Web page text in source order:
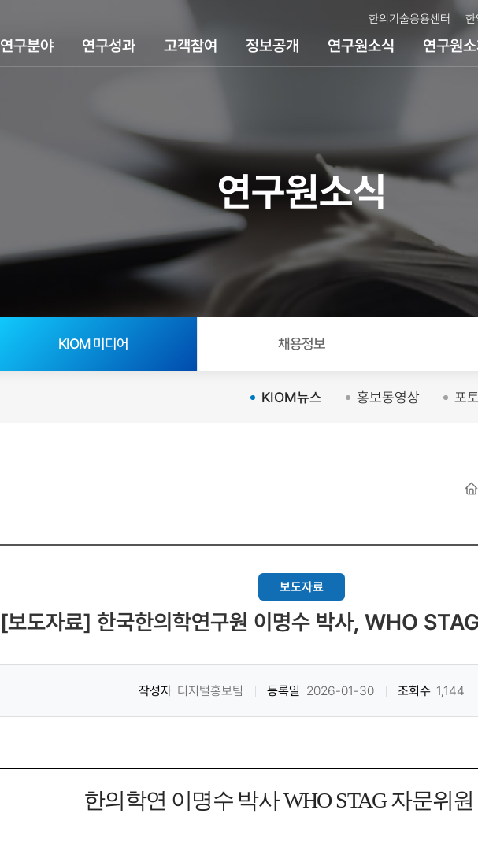
연구분야 연구성과 고객참여 정보공개 연구원소식 연구원
한의기술응용센터 한
연구원소식
KIOM 미디어
KIOM뉴스 홍보동영상 포
채용정보
보도자료
[보도자료] 한국한의학연구원 이명수 박사, WHO
작성자 디지털홍보팀 등록일 2026-01-30 조회수 1,144
한의학연 이명수 박사WHO STAG자문위